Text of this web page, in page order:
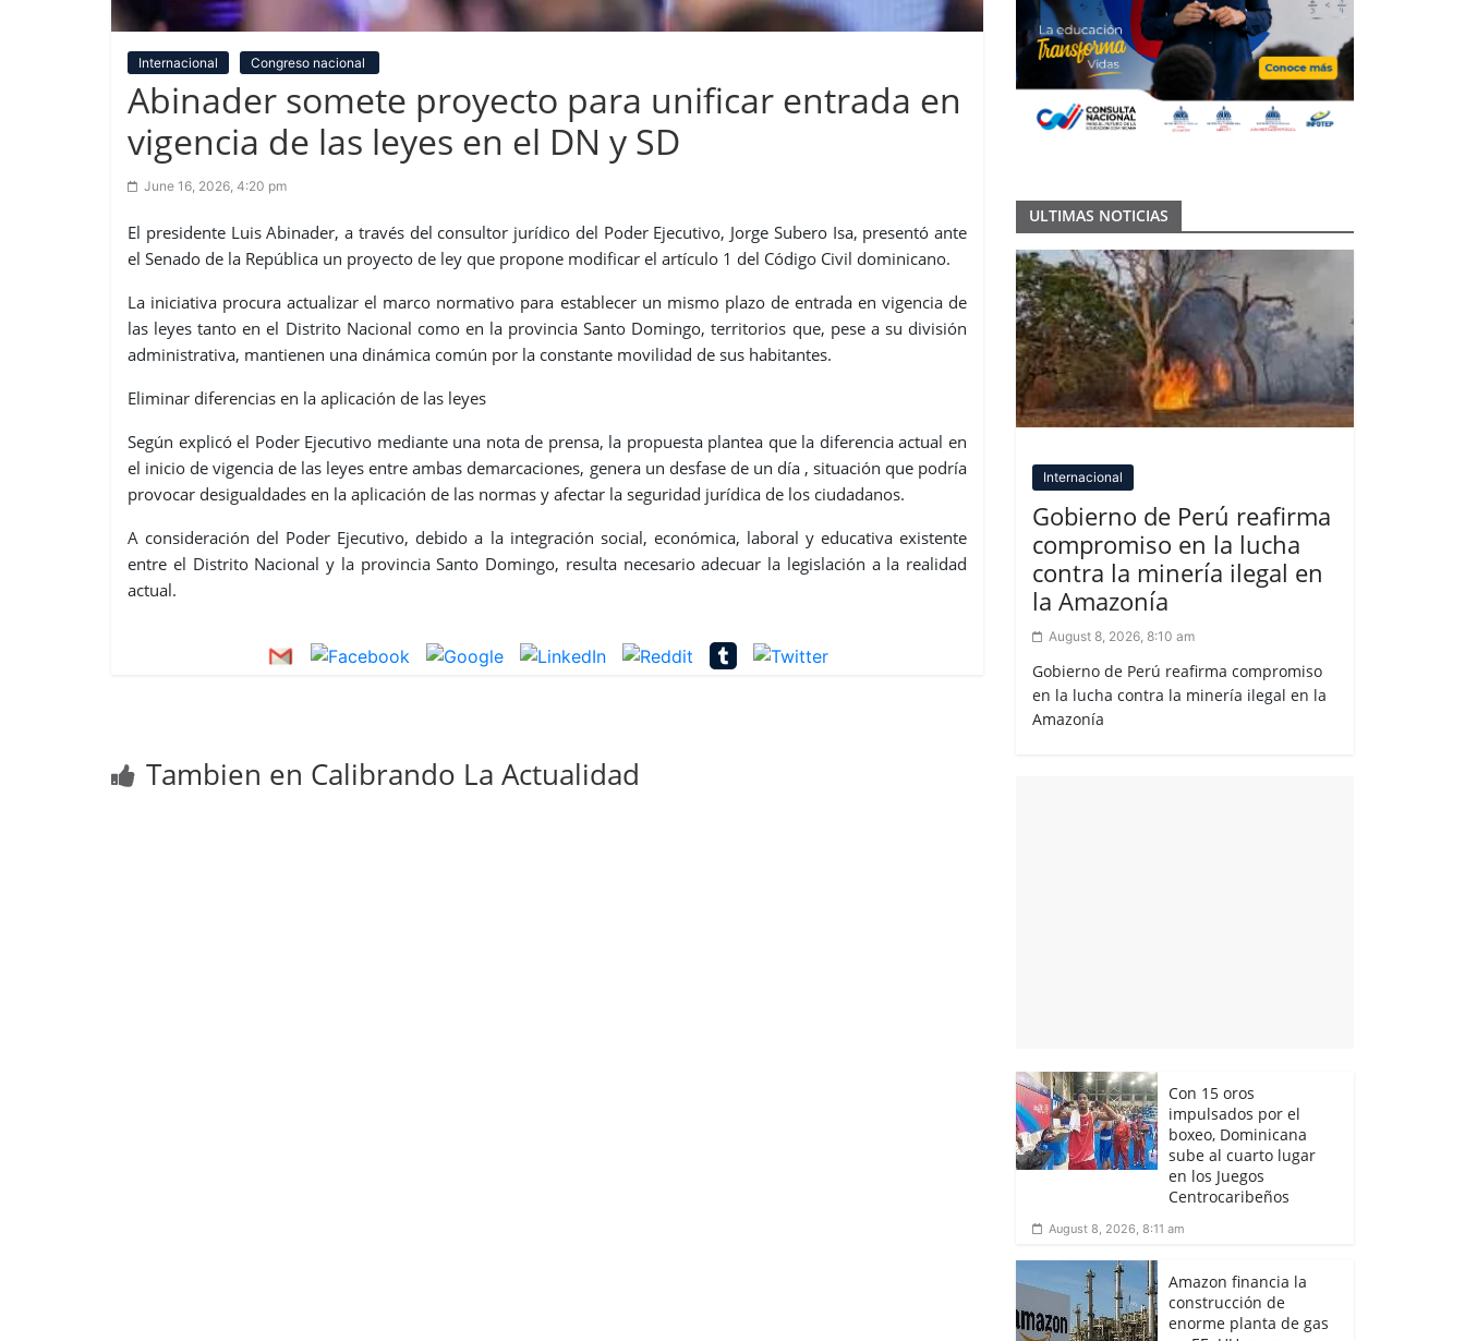
Internacional Congreso nacional
Abinader somete proyecto para unificar entrada en
vigencia de las leyes en el DN y SD
June 16, 2026, 4:20 pm
El presidente Luis Abinader, a través del consultor jurídico del Poder Ejecutivo, Jorge Subero Isa, presentó ante
el Senado de la República un proyecto de ley que propone modificar el artículo 1 del Código Civil dominicano.
La iniciativa procura actualizar el marco normativo para establecer un mismo plazo de entrada en vigencia de
las leyes tanto en el Distrito Nacional como en la provincia Santo Domingo, territorios que, pese a su división
administrativa, mantienen una dinámica común por la constante movilidad de sus habitantes.
Eliminar diferencias en la aplicación de las leyes
Según explicó el Poder Ejecutivo mediante una nota de prensa, la propuesta plantea que la diferencia actual en
el inicio de vigencia de las leyes entre ambas demarcaciones, genera un desfase de un día , situación que podría
provocar desigualdades en la aplicación de las normas y afectar la seguridad jurídica de los ciudadanos.
A consideración del Poder Ejecutivo, debido a la integración social, económica, laboral y educativa existente
entre el Distrito Nacional y la provincia Santo Domingo, resulta necesario adecuar la legislación a la realidad
actual.
Tambien en Calibrando La Actualidad
ULTIMAS NOTICIAS
Internacional
Gobierno de Perú reafirma
compromiso en la lucha
contra la minería ilegal en
la Amazonía
August 8, 2026, 8:10 am
Gobierno de Perú reafirma compromiso
en la lucha contra la minería ilegal en la
Amazonía
Con 15 oros
impulsados por el
boxeo, Dominicana
sube al cuarto lugar
en los Juegos
Centrocaribeños
August 8, 2026, 8:11 am
Amazon financia la
construcción de
enorme planta de gas